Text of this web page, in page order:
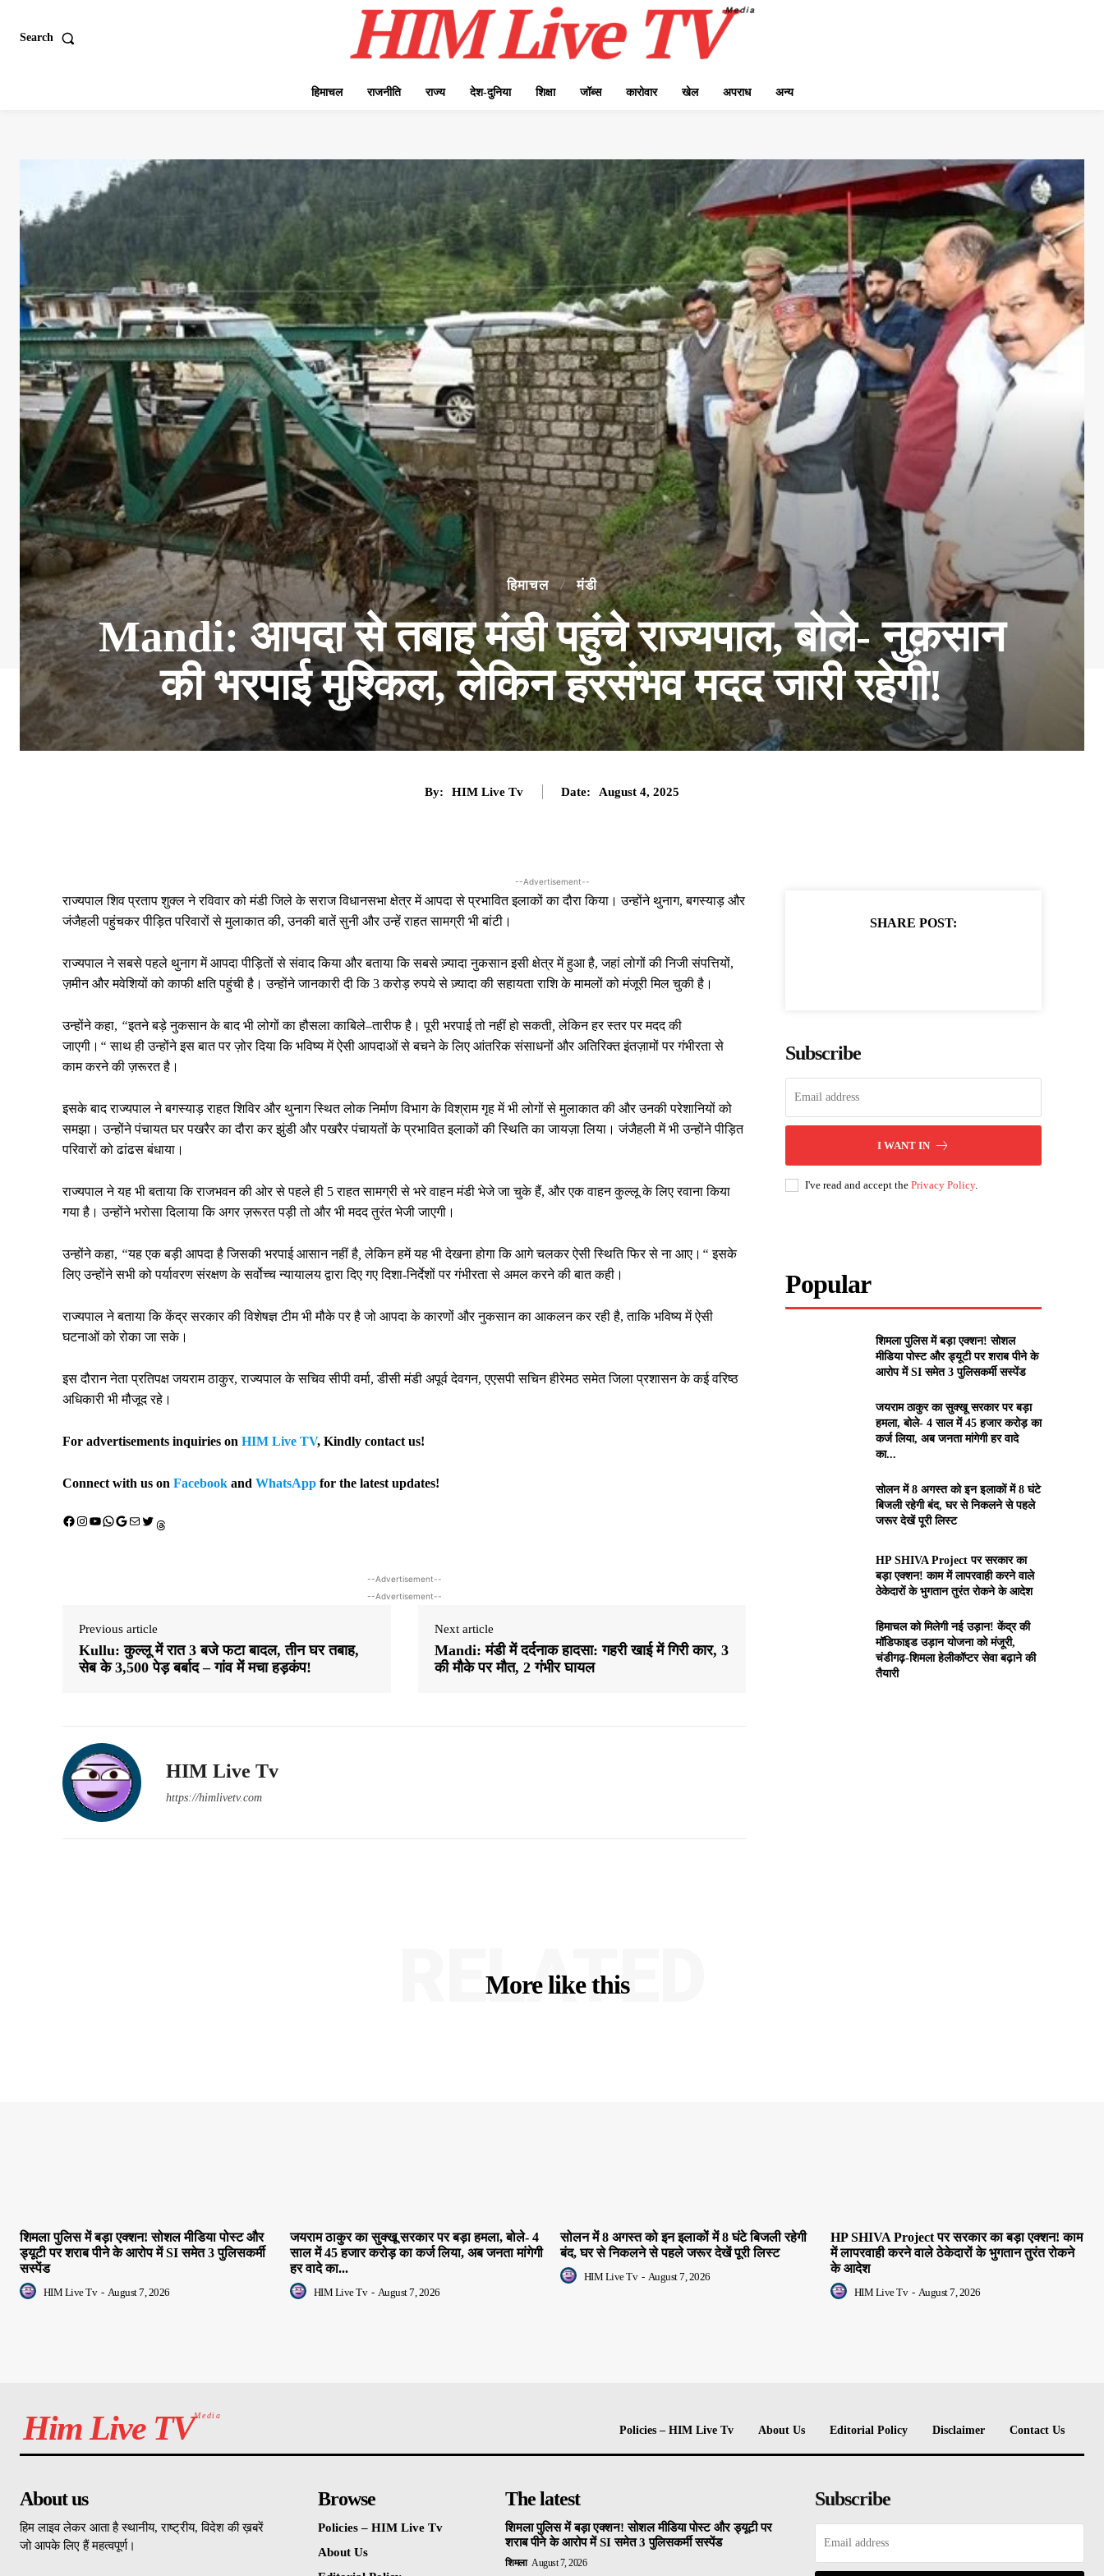
Search
हिमाचल राजनीति राज्य देश-दुनिया शिक्षा जॉब्स कारोवार खेल अपराध अन्य
हिमाचल मंडी
Mandi: आपदा से तबाह मंडी पहुंचे राज्यपाल, बोले- नुक़सान
की भरपाई मुश्किल, लेकिन हरसंभव मदद जारी रहेगी!
By: HIM Live Tv Date: August 4, 2025
--Advertisement--
राज्यपाल शिव प्रताप शुक्ल ने रविवार को मंडी जिले के सराज विधानसभा क्षेत्र में आपदा से प्रभावित इलाकों का दौरा किया। उन्होंने थुनाग, बगस्याड़ और
जंजैहली पहुंचकर पीड़ित परिवारों से मुलाकात की, उनकी बातें सुनी और उन्हें राहत सामग्री भी बांटी।
राज्यपाल ने सबसे पहले थुनाग में आपदा पीड़ितों से संवाद किया और बताया कि सबसे ज़्यादा नुकसान इसी क्षेत्र में हुआ है, जहां लोगों की निजी संपत्तियों,
ज़मीन और मवेशियों को काफी क्षति पहुंची है। उन्होंने जानकारी दी कि 3 करोड़ रुपये से ज़्यादा की सहायता राशि के मामलों को मंजूरी मिल चुकी है।
उन्होंने कहा, “इतने बड़े नुकसान के बाद भी लोगों का हौसला काबिले–तारीफ है। पूरी भरपाई तो नहीं हो सकती ,लेकिन हर स्तर पर मदद की
जाएगी। “ साथ ही उन्होंने इस बात पर ज़ोर दिया कि भविष्य में ऐसी आपदाओं से बचने के लिए आंतरिक संसाधनों और अतिरिक्त इंतज़ामों पर गंभीरता से
काम करने की ज़रूरत है।
इसके बाद राज्यपाल ने बगस्याड़ राहत शिविर और थुनाग स्थित लोक निर्माण विभाग के विश्राम गृह में भी लोगों से मुलाकात की और उनकी परेशानियों को
समझा। उन्होंने पंचायत घर पखरैर का दौरा कर झुंडी और पखरैर पंचायतों के प्रभावित इलाकों की स्थिति का जायज़ा लिया। जंजैहली में भी उन्होंने पीड़ित
परिवारों को ढांढस बंधाया।
राज्यपाल ने यह भी बताया कि राजभवन की ओर से पहले ही 5 राहत सामग्री से भरे वाहन मंडी भेजे जा चुके हैं, और एक वाहन कुल्लू के लिए रवाना किया
गया है। उन्होंने भरोसा दिलाया कि अगर ज़रूरत पड़ी तो और भी मदद तुरंत भेजी जाएगी।
उन्होंने कहा, “यह एक बड़ी आपदा है जिसकी भरपाई आसान नहीं है ,लेकिन हमें यह भी देखना होगा कि आगे चलकर ऐसी स्थिति फिर से ना आए। “ इसके
लिए उन्होंने सभी को पर्यावरण संरक्षण के सर्वोच्च न्यायालय द्वारा दिए गए दिशा-निर्देशों पर गंभीरता से अमल करने की बात कही।
राज्यपाल ने बताया कि केंद्र सरकार की विशेषज्ञ टीम भी मौके पर है जो आपदा के कारणों और नुकसान का आकलन कर रही है, ताकि भविष्य में ऐसी
घटनाओं को रोका जा सके।
इस दौरान नेता प्रतिपक्ष जयराम ठाकुर, राज्यपाल के सचिव सीपी वर्मा, डीसी मंडी अपूर्व देवगन, एएसपी सचिन हीरेमठ समेत जिला प्रशासन के कई वरिष्ठ
अधिकारी भी मौजूद रहे।
For advertisements inquiries on HIM Live TV, Kindly contact us!
Connect with us on Facebook and WhatsApp for the latest updates!
Facebook Instagram YouTube WhatsApp Google Mail X (Twitter) Threads
--Advertisement--
--Advertisement--
Previous article
Kullu: कुल्लू में रात 3 बजे फटा बादल, तीन घर तबाह,
सेब के 3,500 पेड़ बर्बाद – गांव में मचा हड़कंप!
Next article
Mandi: मंडी में दर्दनाक हादसा: गहरी खाई में गिरी कार, 3
की मौके पर मौत, 2 गंभीर घायल
HIM Live Tv
https://himlivetv.com
SHARE POST:
Subscribe
I WANT IN
I've read and accept thePrivacy Policy.
Popular
शिमला पुलिस में बड़ा एक्शन! सोशल
मीडिया पोस्ट और ड्यूटी पर शराब पीने के
आरोप में SI समेत 3 पुलिसकर्मी सस्पेंड
जयराम ठाकुर का सुक्खू सरकार पर बड़ा
हमला, बोले- 4 साल में 45 हजार करोड़ का
कर्ज लिया, अब जनता मांगेगी हर वादे
का...
सोलन में 8 अगस्त को इन इलाकों में 8 घंटे
बिजली रहेगी बंद, घर से निकलने से पहले
जरूर देखें पूरी लिस्ट
HP SHIVA Project पर सरकार का
बड़ा एक्शन! काम में लापरवाही करने वाले
ठेकेदारों के भुगतान तुरंत रोकने के आदेश
हिमाचल को मिलेगी नई उड़ान! केंद्र की
मॉडिफाइड उड़ान योजना को मंजूरी,
चंडीगढ़-शिमला हेलीकॉप्टर सेवा बढ़ाने की
तैयारी
More like this
RELATED
शिमला पुलिस में बड़ा एक्शन! सोशल मीडिया पोस्ट और
ड्यूटी पर शराब पीने के आरोप में SI समेत 3 पुलिसकर्मी
सस्पेंड
HIM Live Tv - August 7, 2026
जयराम ठाकुर का सुक्खू सरकार पर बड़ा हमला, बोले- 4
साल में 45 हजार करोड़ का कर्ज लिया, अब जनता मांगेगी
हर वादे का...
HIM Live Tv - August 7, 2026
सोलन में 8 अगस्त को इन इलाकों में 8 घंटे बिजली रहेगी
बंद, घर से निकलने से पहले जरूर देखें पूरी लिस्ट
HIM Live Tv - August 7, 2026
HP SHIVA Project पर सरकार का बड़ा एक्शन! काम
में लापरवाही करने वाले ठेकेदारों के भुगतान तुरंत रोकने
के आदेश
HIM Live Tv - August 7, 2026
Him Live TVMedia
Policies – HIM Live Tv About Us Editorial Policy Disclaimer Contact Us
About us
हिम लाइव लेकर आता है स्थानीय, राष्ट्रीय, विदेश की ख़बरें
जो आपके लिए हैं महत्वपूर्ण।
Browse
Policies – HIM Live Tv
About Us
The latest
शिमला पुलिस में बड़ा एक्शन! सोशल मीडिया पोस्ट और ड्यूटी पर
शराब पीने के आरोप में SI समेत 3 पुलिसकर्मी सस्पेंड
शिमला August 7, 2026
Subscribe